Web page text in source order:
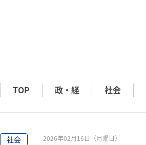
TOP 政・経 社会
社会 2026年02月16日（月曜日）